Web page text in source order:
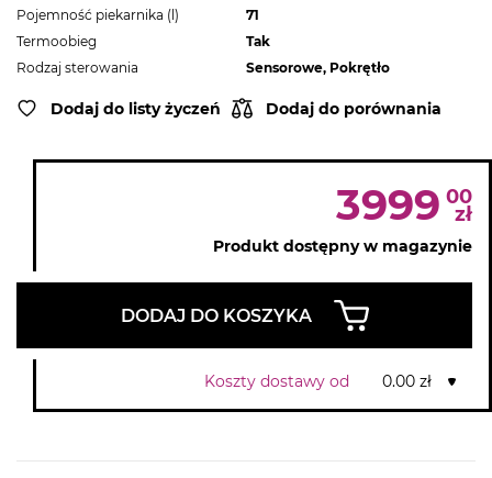
Pojemność piekarnika (l)
71
Termoobieg
Tak
Rodzaj sterowania
Sensorowe, Pokrętło
Dodaj do listy życzeń Dodaj do porównania
3999 00
zł
Produkt dostępny w magazynie
DODAJ DO KOSZYKA
Koszty dostawy od 0.00 zł